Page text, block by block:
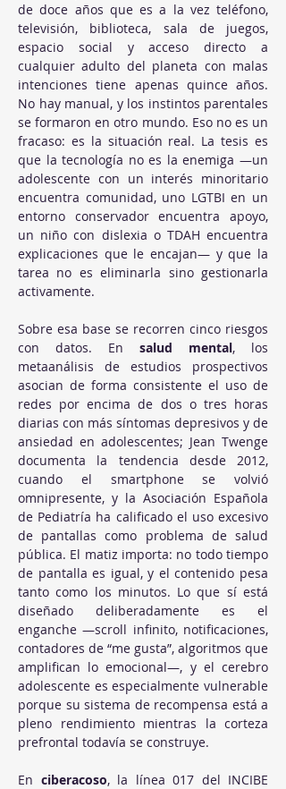
de doce años que es a la vez teléfono,
televisión, biblioteca, sala de juegos,
espacio social y acceso directo a
cualquier adulto del planeta con malas
intenciones tiene apenas quince años.
No hay manual, y los instintos parentales
se formaron en otro mundo. Eso no es un
fracaso: es la situación real. La tesis es
que la tecnología no es la enemiga —un
adolescente con un interés minoritario
encuentra comunidad, uno LGTBI en un
entorno conservador encuentra apoyo,
un niño con dislexia o TDAH encuentra
explicaciones que le encajan— y que la
tarea no es eliminarla sino gestionarla
activamente.
Sobre esa base se recorren cinco riesgos
con datos. En salud mental, los
metaanálisis de estudios prospectivos
asocian de forma consistente el uso de
redes por encima de dos o tres horas
diarias con más síntomas depresivos y de
ansiedad en adolescentes; Jean Twenge
documenta la tendencia desde 2012,
cuando el smartphone se volvió
omnipresente, y la Asociación Española
de Pediatría ha calificado el uso excesivo
de pantallas como problema de salud
pública. El matiz importa: no todo tiempo
de pantalla es igual, y el contenido pesa
tanto como los minutos. Lo que sí está
diseñado deliberadamente es el
enganche —scroll infinito, notificaciones,
contadores de “me gusta”, algoritmos que
amplifican lo emocional—, y el cerebro
adolescente es especialmente vulnerable
porque su sistema de recompensa está a
pleno rendimiento mientras la corteza
prefrontal todavía se construye.
En ciberacoso, la línea 017 del INCIBE